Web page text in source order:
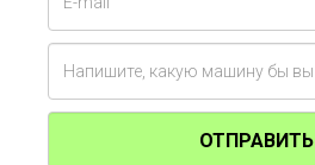
ОТПРАВИТЬ